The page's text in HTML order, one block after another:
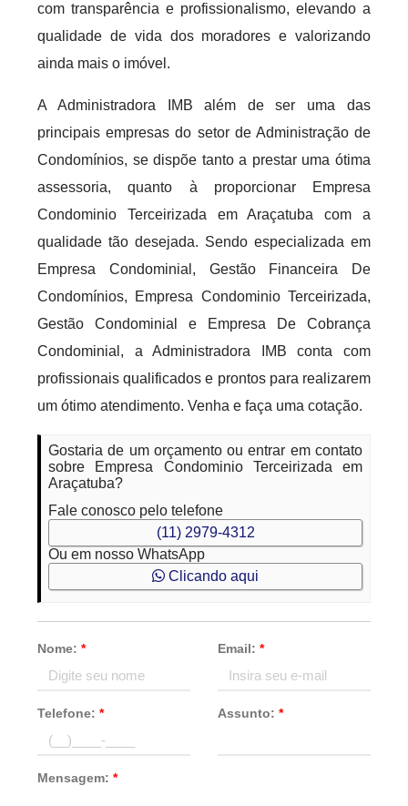
com transparência e profissionalismo, elevando a
qualidade de vida dos moradores e valorizando
ainda mais o imóvel.
A Administradora IMB além de ser uma das
principais empresas do setor de Administração de
Condomínios, se dispõe tanto a prestar uma ótima
assessoria, quanto à proporcionar Empresa
Condominio Terceirizada em Araçatuba com a
qualidade tão desejada. Sendo especializada em
Empresa Condominial, Gestão Financeira De
Condomínios, Empresa Condominio Terceirizada,
Gestão Condominial e Empresa De Cobrança
Condominial, a Administradora IMB conta com
profissionais qualificados e prontos para realizarem
um ótimo atendimento. Venha e faça uma cotação.
Gostaria de um orçamento ou entrar em contato
sobre Empresa Condominio Terceirizada em
Araçatuba?
Fale conosco pelo telefone
(11) 2979-4312
Ou em nosso WhatsApp
Clicando aqui
Nome:* Email: *
Telefone:* Assunto: *
Mensagem:*